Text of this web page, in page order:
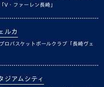
V・ファーレン長崎」
ルカ
ロバスケットボールクラブ「長崎ヴェ
ジアムシティ